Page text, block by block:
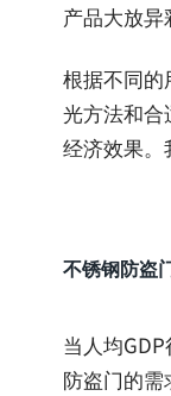
产品大放异
根据不同
光方法和合
经济效果。
不锈钢防盗
当人均
防盗门的